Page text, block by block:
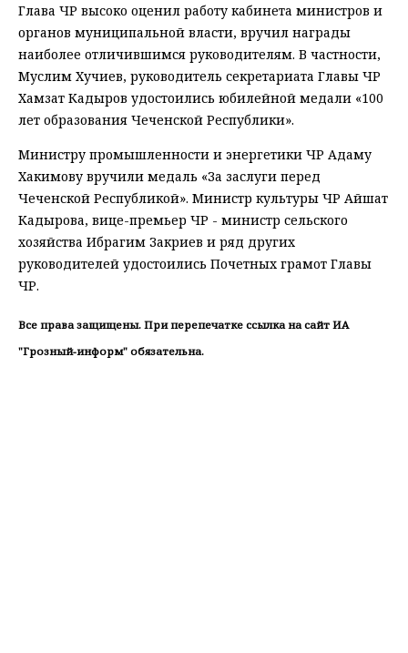
Глава ЧР высоко оценил работу кабинета министров и
органов муниципальной власти, вручил награды
наиболее отличившимся руководителям. В частности,
Муслим Хучиев, руководитель секретариата Главы ЧР
Хамзат Кадыров удостоились юбилейной медали «100
лет образования Чеченской Республики».
Министру промышленности и энергетики ЧР Адаму
Хакимову вручили медаль «За заслуги перед
Чеченской Республикой». Министр культуры ЧР Айшат
Кадырова, вице-премьер ЧР - министр сельского
хозяйства Ибрагим Закриев и ряд других
руководителей удостоились Почетных грамот Главы
ЧР.
Все права защищены. При перепечатке ссылка на сайт ИА
"Грозный-информ" обязательна.